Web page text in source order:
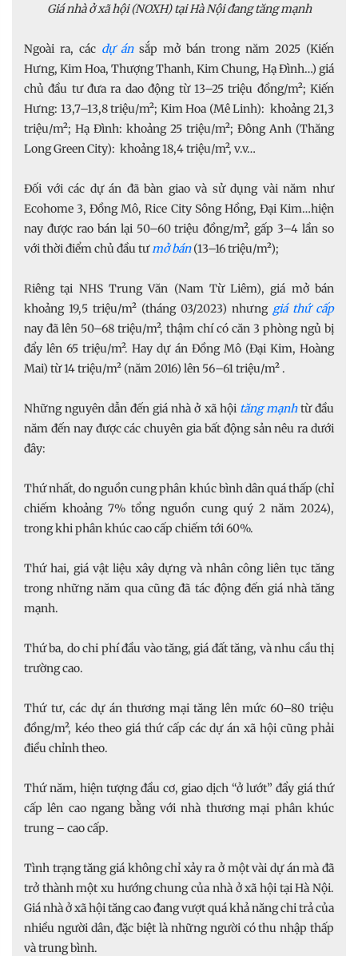
Giá nhà ở xã hội (NOXH) tại Hà Nội đang tăng mạnh
Ngoài ra, các dự ánsắp mở bán trong năm 2025 (Kiến
Hưng, Kim Hoa, Thượng Thanh, Kim Chung, Hạ Đình…) giá
chủ đầu tư đưa ra dao động từ 13–25 triệu đồng/m²; Kiến
Hưng: 13,7–13,8 triệu/m²; Kim Hoa (Mê Linh): khoảng 21,3
triệu/m²; Hạ Đình: khoảng 25 triệu/m²; Đông Anh (Thăng
Long Green City): khoảng 18,4 triệu/m², v.v…
Đối với các dự án đã bàn giao và sử dụng vài năm như
Ecohome 3, Đồng Mô, Rice City Sông Hồng, Đại Kim…hiện
nay được rao bán lại 50–60 triệu đồng/m², gấp 3–4 lần so
với thời điểm chủ đầu tưmở bán(13–16 triệu/m²);
Riêng tại NHS Trung Văn (Nam Từ Liêm), giá mở bán
khoảng 19,5 triệu/m² (tháng 03/2023) nhưng giá thứ cấp
nay đã lên 50–68 triệu/m², thậm chí có căn 3 phòng ngủ bị
đẩy lên 65 triệu/m². Hay dự án Đồng Mô (Đại Kim, Hoàng
Mai) từ 14 triệu/m² (năm 2016) lên 56–61 triệu/m² .
Những nguyên dẫn đến giá nhà ở xã hội tăng mạnhtừ đầu
năm đến nay được các chuyên gia bất động sản nêu ra dưới
đây:
Thứ nhất, do nguồn cung phân khúc bình dân quá thấp (chỉ
chiếm khoảng 7% tổng nguồn cung quý 2 năm 2024),
trong khi phân khúc cao cấp chiếm tới 60%.
Thứ hai, giá vật liệu xây dựng và nhân công liên tục tăng
trong những năm qua cũng đã tác động đến giá nhà tăng
mạnh.
Thứ ba, do chi phí đầu vào tăng, giá đất tăng, và nhu cầu thị
trường cao.
Thứ tư, các dự án thương mại tăng lên mức 60–80 triệu
đồng/m², kéo theo giá thứ cấp các dự án xã hội cũng phải
điều chỉnh theo.
Thứ năm, hiện tượng đầu cơ, giao dịch “ở lướt” đẩy giá thứ
cấp lên cao ngang bằng với nhà thương mại phân khúc
trung – cao cấp.
Tình trạng tăng giá không chỉ xảy ra ở một vài dự án mà đã
trở thành một xu hướng chung của nhà ở xã hội tại Hà Nội.
Giá nhà ở xã hội tăng cao đang vượt quá khả năng chi trả của
nhiều người dân, đặc biệt là những người có thu nhập thấp
và trung bình.